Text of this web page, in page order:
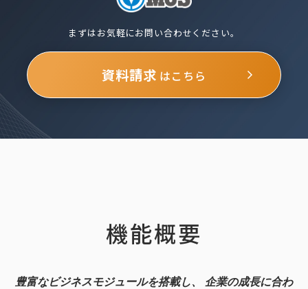
まずはお気軽にお問い合わせください。
資料請求 はこちら
機能概要
豊富なビジネスモジュールを搭載し、
企業の成長に合わ